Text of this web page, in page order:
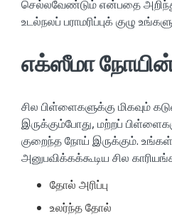
செல்லவேண்டும் என்பதை
உடல்நலப் பராமரிப்புக் குழு
எக்ஸீமா நோயின்
சில பிள்ளைகளுக்கு மிகவும்
இருக்கும்போது, மற்றப்
குறைந்த நோய் இருக்கும்.
அனுபவிக்கக்கூடிய சில
தோல் அரிப்பு
உலர்ந்த தோல்